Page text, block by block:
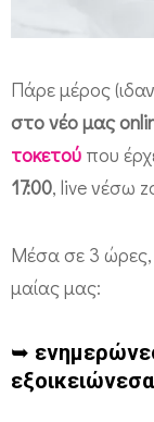
τ
ο
ύ
–
n
l
n
Πάρε μέρος
στο νέο μας
τοκετού που
17:00, live νέσω
Μέσα σε 3 ώρες,
μαίας μας:
➥